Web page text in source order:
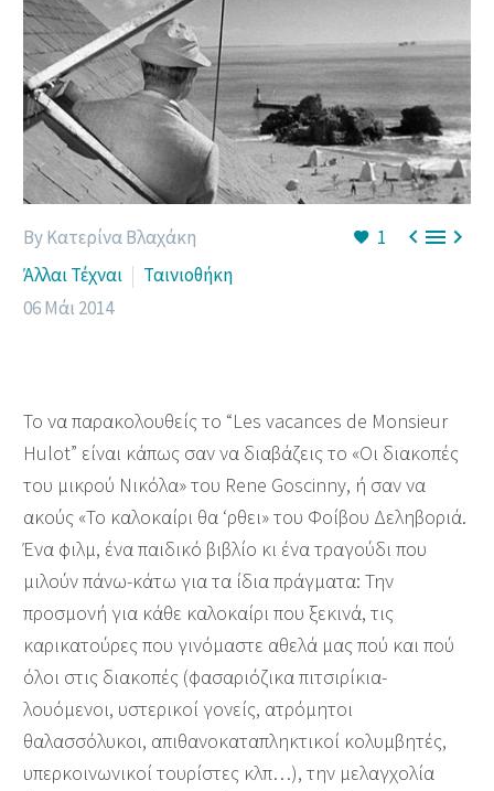
1 
By Κατερίνα Βλαχάκη
Άλλαι Τέχναι
Ταινιοθήκη
06 Μάι 2014
Το να παρακολουθείς το “Les vacances de Monsieur
Hulot” είναι κάπως σαν να διαβάζεις το «Οι διακοπές
του μικρού Νικόλα» του Rene Goscinny, ή σαν να
ακούς «Το καλοκαίρι θα ‘ρθει» του Φοίβου Δεληβοριά.
Ένα φιλμ, ένα παιδικό βιβλίο κι ένα τραγούδι που
μιλούν πάνω-κάτω για τα ίδια πράγματα: Την
προσμονή για κάθε καλοκαίρι που ξεκινά, τις
καρικατούρες που γινόμαστε αθελά μας πού και πού
όλοι στις διακοπές (φασαριόζικα πιτσιρίκια-
λουόμενοι, υστερικοί γονείς, ατρόμητοι
θαλασσόλυκοι, απιθανοκαταπληκτικοί κολυμβητές,
υπερκοινωνικοί τουρίστες κλπ…), την μελαγχολία